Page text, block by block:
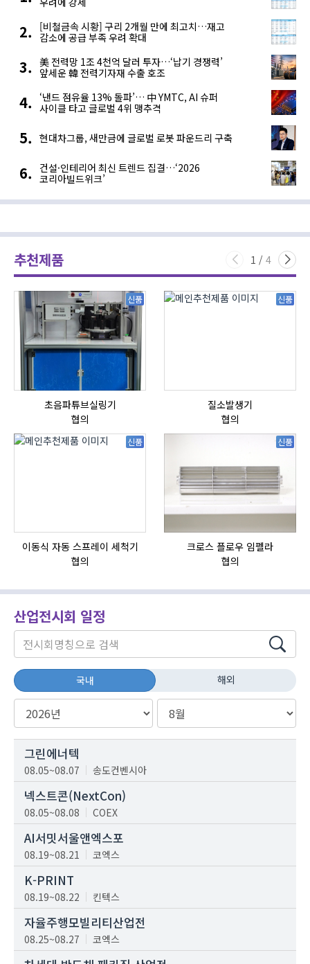
[비철금속 시황] 구리 2개월 만에 최고치…재고
감소에 공급 부족 우려 확대
美 전력망 1조 4천억 달러 투자…‘납기 경쟁력’
앞세운 韓 전력기자재 수출 호조
‘낸드 점유율 13% 돌파’… 中 YMTC, AI 슈퍼
사이클 타고 글로벌 4위 맹추격
현대차그룹, 새만금에 글로벌 로봇 파운드리 구축
건설·인테리어 최신 트렌드 집결…‘2026
코리아빌드위크’
추천제품 1 / 4
신품
초음파튜브실링기
협의
신품
질소발생기
협의
신품
이동식 자동 스프레이 세척기
협의
신품
크로스 플로우 임펠라
협의
산업전시회 일정
국내 해외
그린에너텍
08.05~08.07 송도컨벤시아
넥스트콘(NextCon)
08.05~08.08 COEX
AI서밋서울앤엑스포
08.19~08.21 코엑스
K-PRINT
08.19~08.22 킨텍스
자율주행모빌리티산업전
08.25~08.27 코엑스